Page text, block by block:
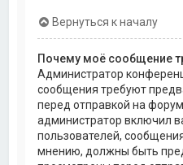
Вернуться к началу
Почему моё сообщение
Администратор
сообщения требуют
перед отправкой на
администратор включил
пользователей,
мнению, должны быть